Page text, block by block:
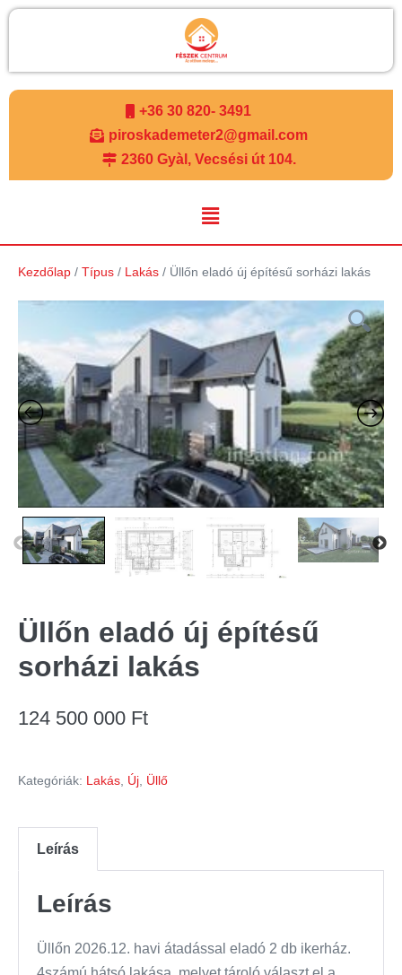
+36 30 820- 3491
piroskademeter2@gmail.com
2360 Gyàl, Vecsési út 104.
Kezdőlap / Típus / Lakás / Üllőn eladó új építésű sorházi lakás
Üllőn eladó új építésű
sorházi lakás
124 500 000 Ft
Kategóriák: Lakás Új Üllő
Leírás
Leírás
Üllőn 2026.12. havi átadással eladó 2 db ikerház.